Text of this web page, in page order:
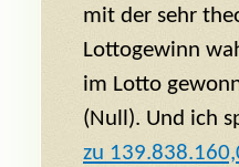
mit der sehr
Lottogewinn
im Lotto
(Null). Und ich
zu